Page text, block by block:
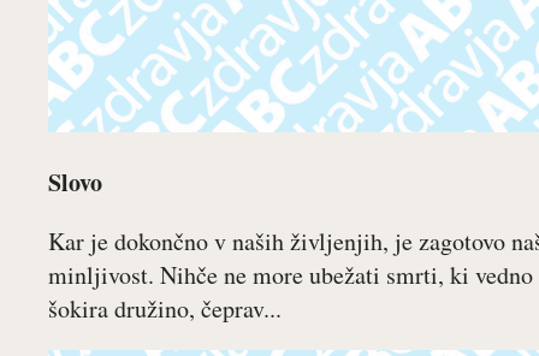
Slovo
Kar je dokončno v naših življenjih, je zagotovo
minljivost. Nihče ne more ubežati smrti, ki vedno
šokira družino, čeprav...